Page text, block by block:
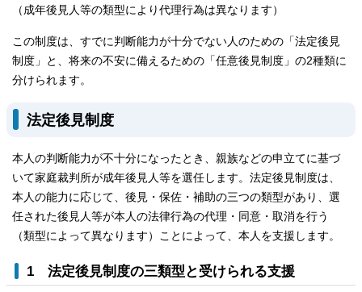
（成年後見人等の類型により代理行為は異なります）
この制度は、すでに判断能力が十分でない人のための「法定後見
制度」と、将来の不安に備えるための「任意後見制度」の2種類に
分けられます。
法定後見制度
本人の判断能力が不十分になったとき、親族などの申立てに基づ
いて家庭裁判所が成年後見人等を選任します。法定後見制度は、
本人の能力に応じて、後見・保佐・補助の三つの類型があり、選
任された後見人等が本人の法律行為の代理・同意・取消を行う
（類型によって異なります）ことによって、本人を支援します。
1 法定後見制度の三類型と受けられる支援